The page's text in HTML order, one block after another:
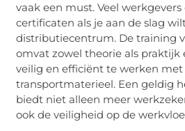
vaak een must. Veel werkgevers
certificaten als je aan de slag
distributiecentrum. De training
omvat zowel theorie als
veilig en efficiënt te werken
transportmaterieel. Een geldig
biedt niet alleen meer
ook de veiligheid op de